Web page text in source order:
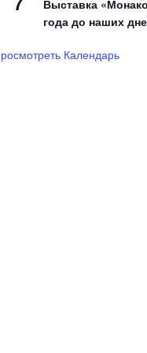
Выставка
года до наших
Календарь